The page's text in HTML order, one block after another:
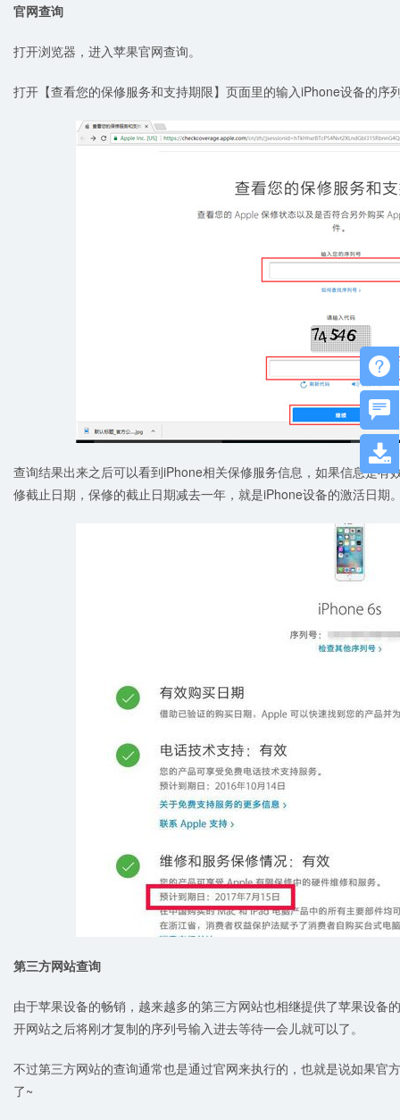
官网查询
打开浏览器，进入苹果官网查询。
打开【查看您的保修服务和支持期限】页面里的输入iPhone设备的序
查询结果出来之后可以看到iPhone相关保修服务信息，如果信息是有
修截止日期，保修的截止日期减去一年，就是iPhone设备的激活日期
第三方网站查询
由于苹果设备的畅销，越来越多的第三方网站也相继提供了苹果设备
开网站之后将刚才复制的序列号输入进去等待一会儿就可以了。
不过第三方网站的查询通常也是通过官网来执行的，也就是说如果官
了~


